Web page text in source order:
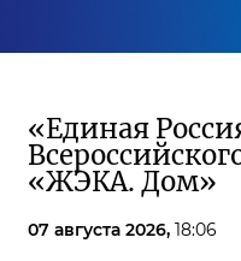
«Единая
«ЖЭКА. Дом»
07 августа 2026, 18:06